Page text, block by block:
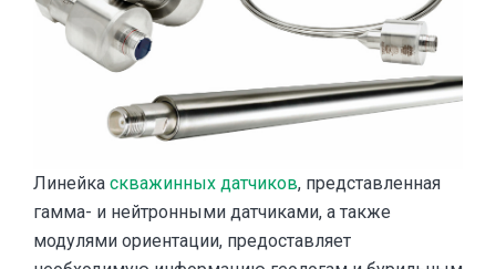
Линейка скважинных датчиков, представленная
гамма- и нейтронными датчиками, а также
модулями ориентации, предоставляет